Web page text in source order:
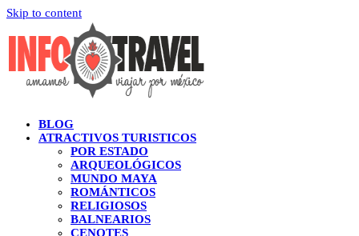
Skip to content
BLOG
ATRACTIVOS TURISTICOS
POR ESTADO
ARQUEOLÓGICOS
MUNDO MAYA
ROMÁNTICOS
RELIGIOSOS
BALNEARIOS
CENOTES